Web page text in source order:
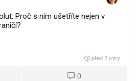
Proč s ním ušetříte nejen v
před 2 roky
0